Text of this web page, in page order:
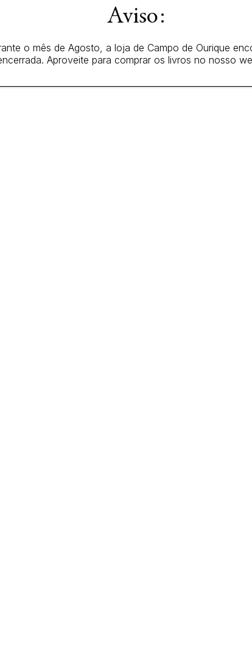
Aviso:
o mês de Agosto, a loja de Campo de Ourique
Aproveite para comprar os livros no nosso